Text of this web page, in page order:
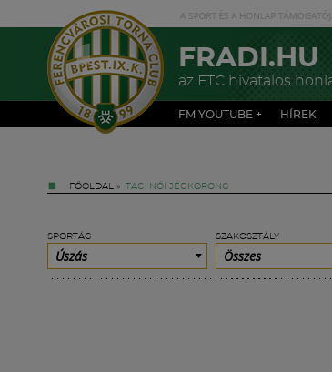
FRADI.HU
az FTC hivatalos
FM YOUTUBE + HÍREK
FŐOLDAL » TAG: NŐI JÉGKORONG
SPORTÁG
Úszás
SZAKOSZTÁLY
Összes